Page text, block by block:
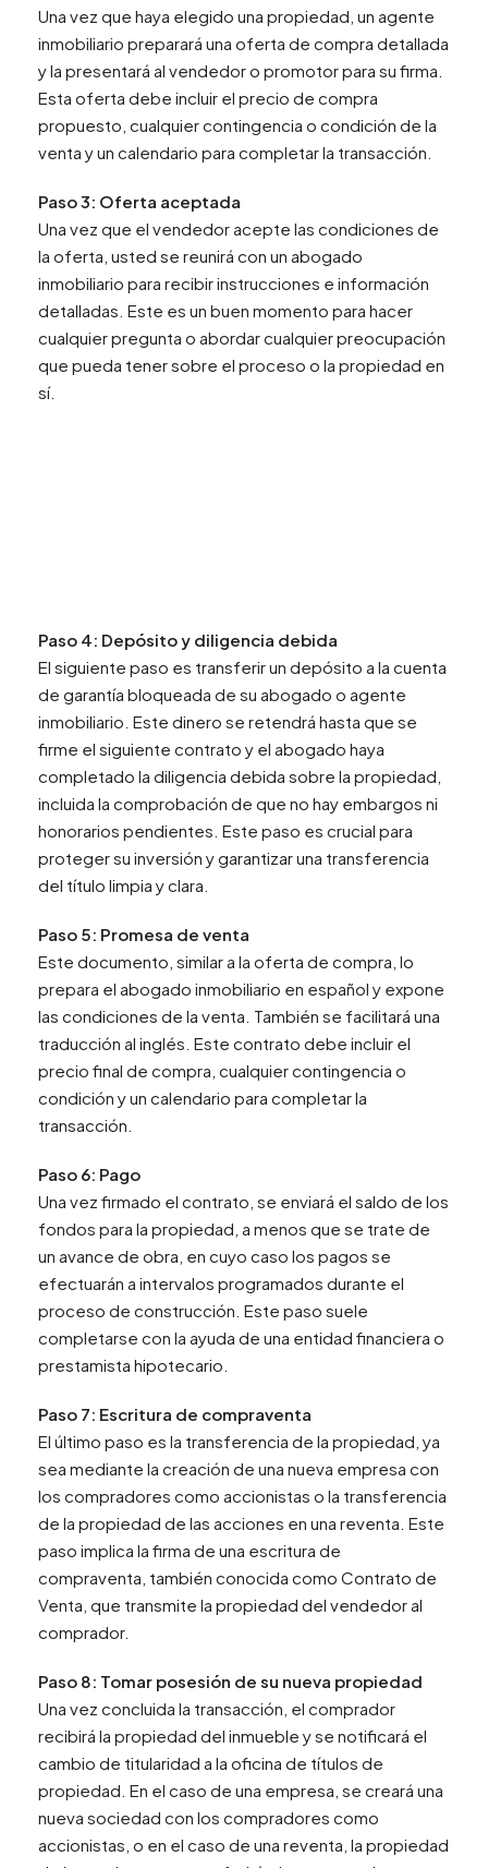
Una vez que haya elegido una propiedad, un agente
inmobiliario preparará una oferta de compra detallada
y la presentará al vendedor o promotor para su firma.
Esta oferta debe incluir el precio de compra
propuesto, cualquier contingencia o condición de la
venta y un calendario para completar la transacción.
Paso 3: Oferta aceptada
Una vez que el vendedor acepte las condiciones de
la oferta, usted se reunirá con un abogado
inmobiliario para recibir instrucciones e información
detalladas. Este es un buen momento para hacer
cualquier pregunta o abordar cualquier preocupación
que pueda tener sobre el proceso o la propiedad en
sí.
Paso 4: Depósito y diligencia debida
El siguiente paso es transferir un depósito a la cuenta
de garantía bloqueada de su abogado o agente
inmobiliario. Este dinero se retendrá hasta que se
firme el siguiente contrato y el abogado haya
completado la diligencia debida sobre la propiedad,
incluida la comprobación de que no hay embargos ni
honorarios pendientes. Este paso es crucial para
proteger su inversión y garantizar una transferencia
del título limpia y clara.
Paso 5: Promesa de venta
Este documento, similar a la oferta de compra, lo
prepara el abogado inmobiliario en español y expone
las condiciones de la venta. También se facilitará una
traducción al inglés. Este contrato debe incluir el
precio final de compra, cualquier contingencia o
condición y un calendario para completar la
transacción.
Paso 6: Pago
Una vez firmado el contrato, se enviará el saldo de los
fondos para la propiedad, a menos que se trate de
un avance de obra, en cuyo caso los pagos se
efectuarán a intervalos programados durante el
proceso de construcción. Este paso suele
completarse con la ayuda de una entidad financiera o
prestamista hipotecario.
Paso 7: Escritura de compraventa
El último paso es la transferencia de la propiedad, ya
sea mediante la creación de una nueva empresa con
los compradores como accionistas o la transferencia
de la propiedad de las acciones en una reventa. Este
paso implica la firma de una escritura de
compraventa, también conocida como Contrato de
Venta, que transmite la propiedad del vendedor al
comprador.
Paso 8: Tomar posesión de su nueva propiedad
Una vez concluida la transacción, el comprador
recibirá la propiedad del inmueble y se notificará el
cambio de titularidad a la oficina de títulos de
propiedad. En el caso de una empresa, se creará una
nueva sociedad con los compradores como
accionistas, o en el caso de una reventa, la propiedad